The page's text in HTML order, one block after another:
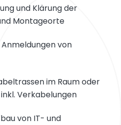
und Klärung der
Montageorte
von
im Raum oder
Verkabelungen
von IT- und